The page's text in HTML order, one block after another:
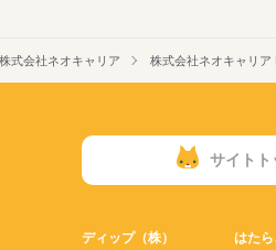
株式会社ネオキャリア 株式会社ネオキャリア
サイトト
ディップ（株） はた